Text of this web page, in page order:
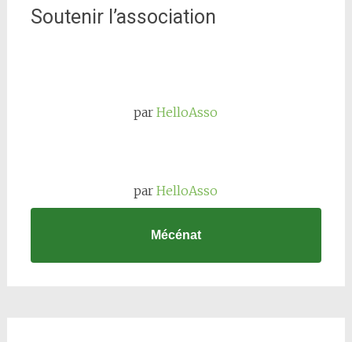
Soutenir l’association
parHelloAsso
parHelloAsso
Mécénat